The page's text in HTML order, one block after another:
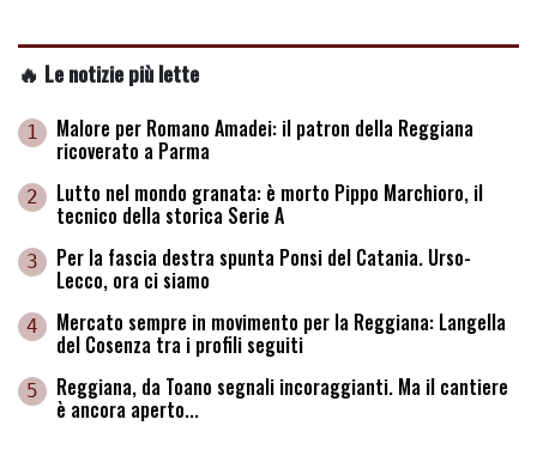
🔥 Le notizie più lette
1 Malore per Romano Amadei: il patron della Reggiana
ricoverato a Parma
2 Lutto nel mondo granata: è morto Pippo Marchioro, il
tecnico della storica Serie A
3 Per la fascia destra spunta Ponsi del Catania. Urso-
Lecco, ora ci siamo
4 Mercato sempre in movimento per la Reggiana: Langella
del Cosenza tra i profili seguiti
5 Reggiana, da Toano segnali incoraggianti. Ma il cantiere
è ancora aperto...